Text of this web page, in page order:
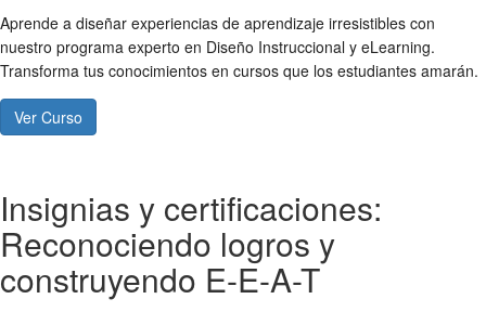
Aprende a diseñar experiencias de aprendizaje irresistibles con
nuestro programa experto en Diseño Instruccional y eLearning.
Transforma tus conocimientos en cursos que los estudiantes amarán.
Ver Curso
Insignias y certificaciones:
Reconociendo logros y
construyendo E-E-A-T